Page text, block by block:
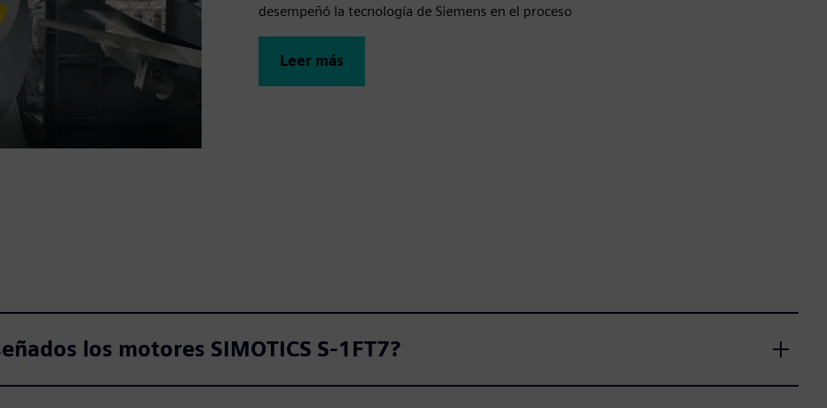
desempeñó la tecnología de Siemens en el proceso
Leer más
los motores SIMOTICS S‑1FT7?